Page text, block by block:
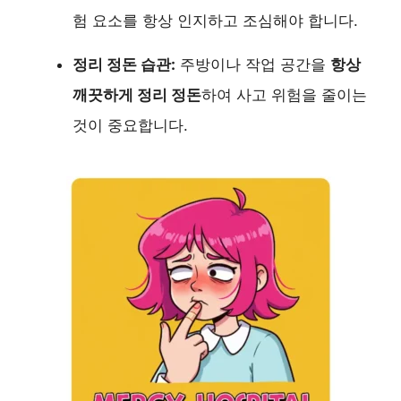
험 요소를 항상 인지하고 조심해야 합니다.
정리 정돈 습관: 주방이나 작업 공간을 항상
깨끗하게 정리 정돈하여 사고 위험을 줄이는
것이 중요합니다.